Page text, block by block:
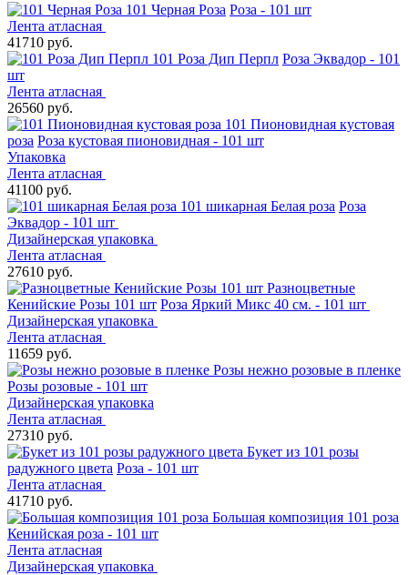
101 Черная Роза Роза - 101 шт
Лента атласная
41710 руб.
101 Роза Дип Перпл Роза Эквадор - 101
шт
Лента атласная
26560 руб.
101 Пионовидная кустовая
роза Роза кустовая пионовидная - 101 шт
Упаковка
Лента атласная
41100 руб.
101 шикарная Белая роза Роза
Эквадор - 101 шт
Дизайнерская упаковка
Лента атласная
27610 руб.
Разноцветные
Кенийские Розы 101 шт Роза Яркий Микс 40 см. - 101 шт
Дизайнерская упаковка
Лента атласная
11659 руб.
Розы нежно розовые в пленке
Розы розовые - 101 шт
Дизайнерская упаковка
Лента атласная
27310 руб.
Букет из 101 розы
радужного цвета Роза - 101 шт
Лента атласная
41710 руб.
Большая композиция 101 роза
Кенийская роза - 101 шт
Лента атласная
Дизайнерская упаковка